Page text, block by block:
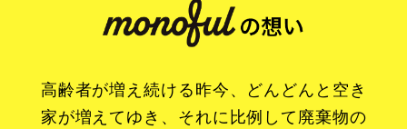
高齢者が増え続ける昨今、どんどんと空き
家が増えてゆき、それに比例して廃棄物の